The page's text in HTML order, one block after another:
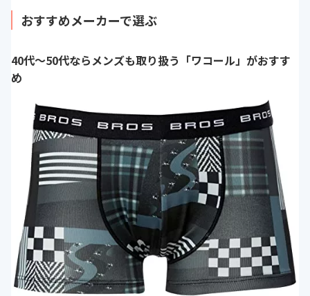
おすすめメーカーで選ぶ
40代～50代ならメンズも取り扱う「ワコール」がおすす
め